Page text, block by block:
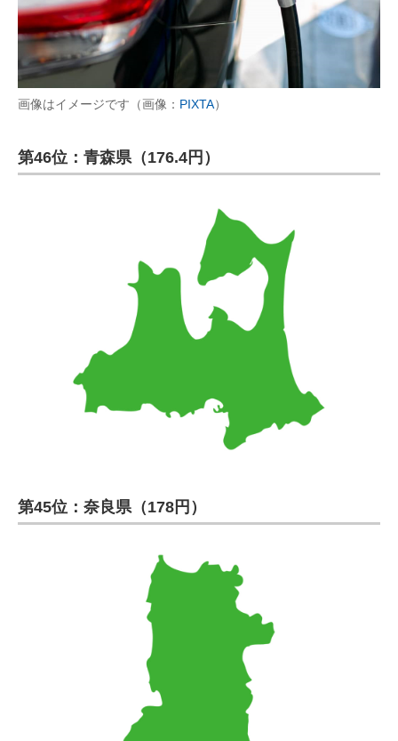
画像はイメージです（画像： PIXTA）
第46位：青森県（176.4円）
第45位：奈良県（178円）